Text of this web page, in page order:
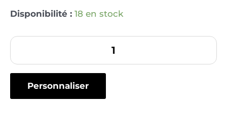
Disponibilité : 18 en stock
Personnaliser